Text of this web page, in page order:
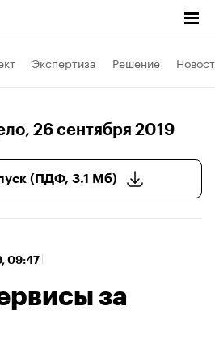
Экспертиза Решение
, 26 сентября 2019
(ПДФ, 3.1 Мб)
09:47
за